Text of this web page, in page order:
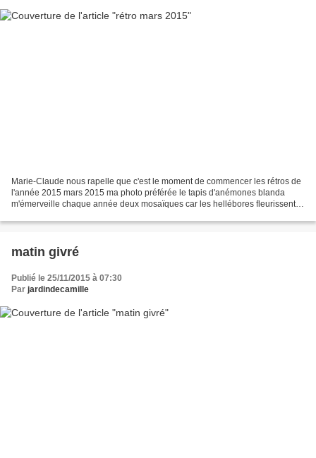
Marie-Claude nous rapelle que c'est le moment de commencer les rétros de
l'année 2015 mars 2015 ma photo préférée le tapis d'anémones blanda
m'émerveille chaque année deux mosaïques car les hellébores fleurissent
matin givré
Publié le 25/11/2015 à 07:30
Par jardindecamille